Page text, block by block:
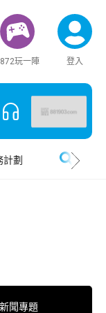
玩一陣 登入
劃
新聞專題